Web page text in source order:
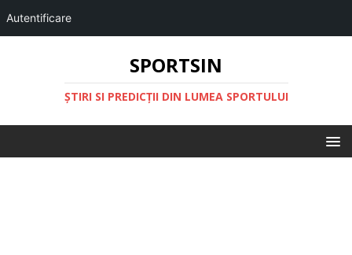
Autentificare
SPORTSIN
ŞTIRI SI PREDICŢII DIN LUMEA SPORTULUI